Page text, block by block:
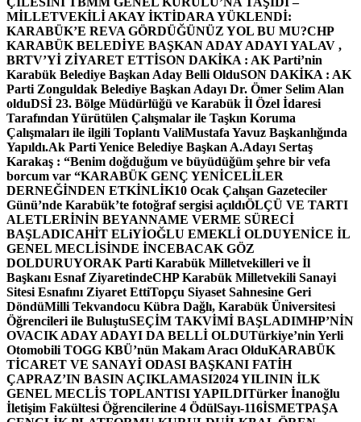
MİLLETVEKİLİ AKAY İKTİDARA YÜKLENDİ:
KARABÜK’E REVA GÖRDÜĞÜNÜZ YOL BU MU?CHP
KARABÜK BELEDİYE BAŞKAN ADAY ADAYI YALAV ,
BRTV’Yİ ZİYARET ETTİSON DAKİKA : AK Parti’nin
Karabük Belediye Başkan Aday Belli OlduSON DAKİKA : AK
Parti Zonguldak Belediye Başkan Adayı Dr. Ömer Selim Alan
olduDSİ 23. Bölge Müdürlüğü ve Karabük İl Özel İdaresi
Tarafından Yürütülen Çalışmalar ile Taşkın Koruma
Çalışmaları ile ilgili Toplantı ValiMustafa Yavuz Başkanlığında
Yapıldı.Ak Parti Yenice Belediye Başkan A.Adayı Sertaş
Karakaş : “Benim doğduğum ve büyüdüğüm şehre bir vefa
borcum var “KARABÜK GENÇ YENİCELİLER
DERNEĞİNDEN ETKİNLİK10 Ocak Çalışan Gazeteciler
Günü’nde Karabük’te fotoğraf sergisi açıldıÖLÇÜ VE TARTI
ALETLERİNİN BEYANNAME VERME SÜRECİ
BAŞLADICAHİT ELiYİOĞLU EMEKLİ OLDUYENİCE İL
GENEL MECLİSİNDE İNCEBACAK GÖZ
DOLDURUYORAK Parti Karabük Milletvekilleri ve İl
Başkanı Esnaf ZiyaretindeCHP Karabük Milletvekili Sanayi
Sitesi Esnafını Ziyaret EttiTopçu Siyaset Sahnesine Geri
DöndüMilli Tekvandocu Kübra Dağlı, Karabük Üniversitesi
Öğrencileri ile BuluştuSEÇİM TAKVİMİ BAŞLADIMHP’NİN
OVACIK ADAY ADAYI DA BELLİ OLDUTürkiye’nin Yerli
Otomobili TOGG KBÜ’nün Makam Aracı OlduKARABÜK
TİCARET VE SANAYİ ODASI BAŞKANI FATİH
ÇAPRAZ’IN BASIN AÇIKLAMASI2024 YILININ İLK
GENEL MECLİS TOPLANTISI YAPILDITürker İnanoğlu
İletişim Fakültesi Öğrencilerine 4 ÖdülSayı-116İSMETPAŞA